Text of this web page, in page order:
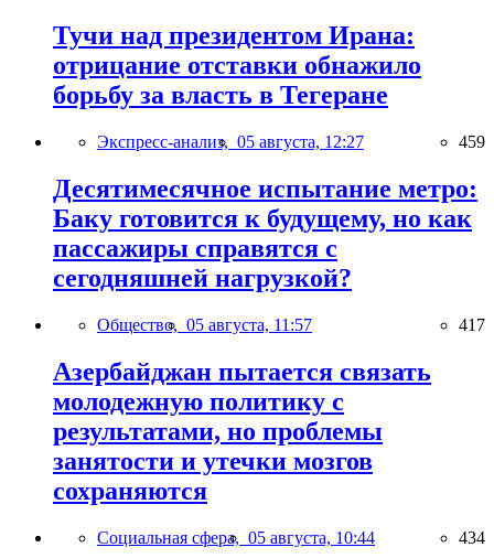
Тучи над президентом Ирана:
отрицание отставки обнажило
борьбу за власть в Тегеране
Экспресс-анализ, 05 августа, 12:27 459
Десятимесячное испытание метро:
Баку готовится к будущему, но как
пассажиры справятся с
сегодняшней нагрузкой?
Общество, 05 августа, 11:57 417
Азербайджан пытается связать
молодежную политику с
результатами, но проблемы
занятости и утечки мозгов
сохраняются
Социальная сфера, 05 августа, 10:44 434